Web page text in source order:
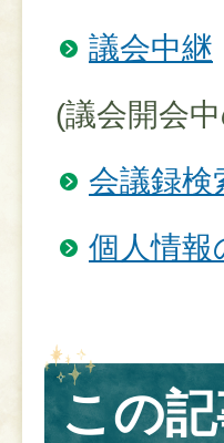
議会中継
(議会開会
会議録検
個人情報
この